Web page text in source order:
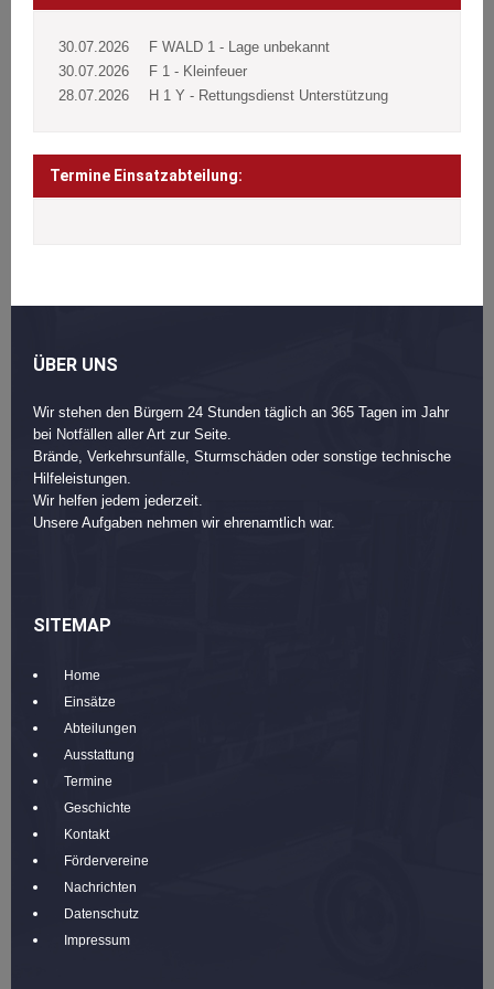
30.07.2026
F WALD 1 - Lage unbekannt
30.07.2026
F 1 - Kleinfeuer
28.07.2026
H 1 Y - Rettungsdienst Unterstützung
Termine Einsatzabteilung:
ÜBER UNS
Wir stehen den Bürgern 24 Stunden täglich an 365 Tagen im Jahr
bei Notfällen aller Art zur Seite.
Brände, Verkehrsunfälle, Sturmschäden oder sonstige technische
Hilfeleistungen.
Wir helfen jedem jederzeit.
Unsere Aufgaben nehmen wir ehrenamtlich war.
SITEMAP
Home
Einsätze
Abteilungen
Ausstattung
Termine
Geschichte
Kontakt
Fördervereine
Nachrichten
Datenschutz
Impressum